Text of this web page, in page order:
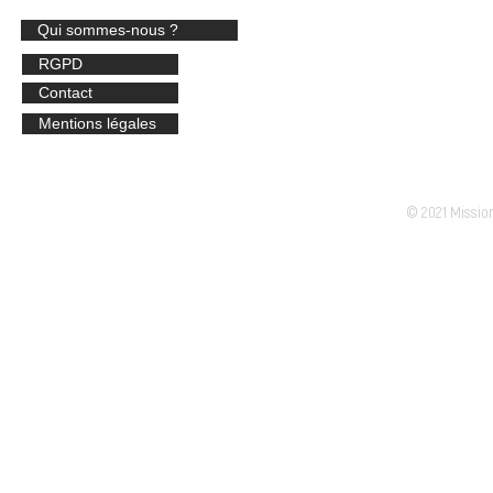
Qui sommes-nous ?
RGPD
Contact
Mentions légales
© 2021